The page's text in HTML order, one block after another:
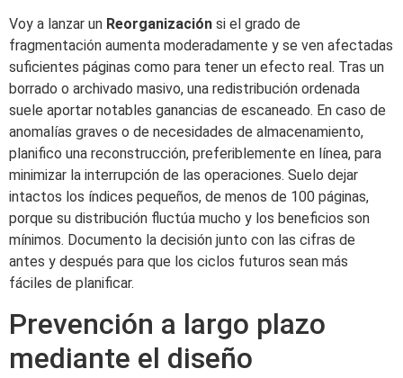
Voy a lanzar un Reorganización si el grado de
fragmentación aumenta moderadamente y se ven afectadas
suficientes páginas como para tener un efecto real. Tras un
borrado o archivado masivo, una redistribución ordenada
suele aportar notables ganancias de escaneado. En caso de
anomalías graves o de necesidades de almacenamiento,
planifico una reconstrucción, preferiblemente en línea, para
minimizar la interrupción de las operaciones. Suelo dejar
intactos los índices pequeños, de menos de 100 páginas,
porque su distribución fluctúa mucho y los beneficios son
mínimos. Documento la decisión junto con las cifras de
antes y después para que los ciclos futuros sean más
fáciles de planificar.
Prevención a largo plazo
mediante el diseño